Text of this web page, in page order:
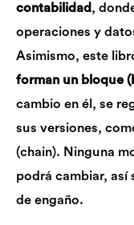
contabilidad ,
operaciones y
Asimismo, este
forman un bloque
cambio en él, se
sus versiones,
(chain). Ninguna
podrá cambiar, así
de engaño.